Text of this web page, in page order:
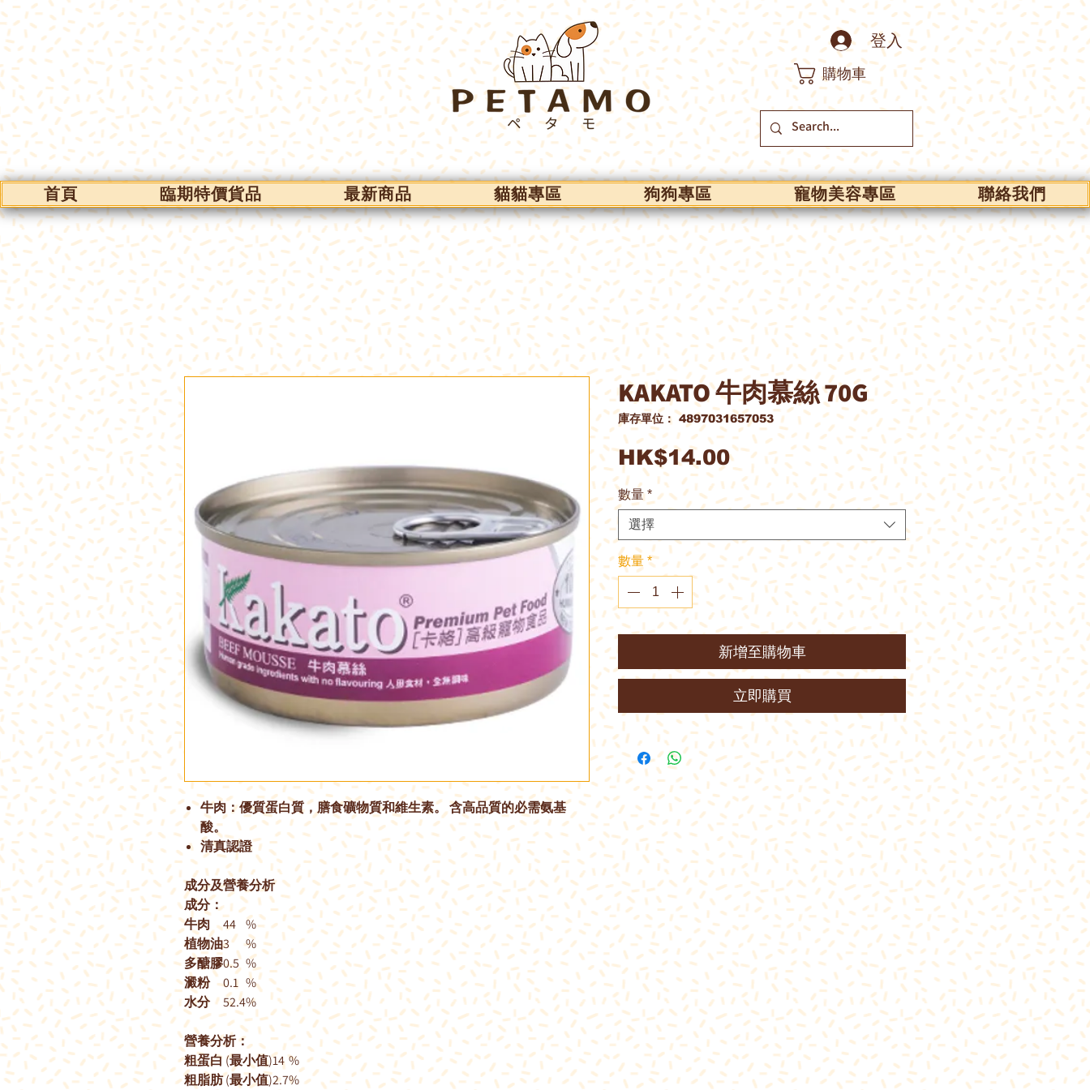
登入
購物車
首頁 臨期特價貨品 最新商品 貓貓專區 狗狗專區 寵物美容專區 聯絡我們
牛肉：優質蛋白質，膳食礦物質和維生素。 含高品質的必需氨基
酸。
清真認證
成分及營養分析
成分：
牛肉
44 %
植物油3
%
多醣膠0.5 %
澱粉
0.1 %
水分
52.4%
營養分析：
粗蛋白 (最小值)14 %
粗脂肪 (最小值)2.7%
KAKATO 牛肉慕絲 70G
庫存單位： 4897031657053
HK$14.00價
格
數量 *
選擇
數量 *
新增至購物車
立即購買